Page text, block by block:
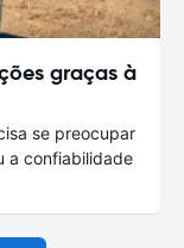
graças à
se preocupar
a confiabilidade